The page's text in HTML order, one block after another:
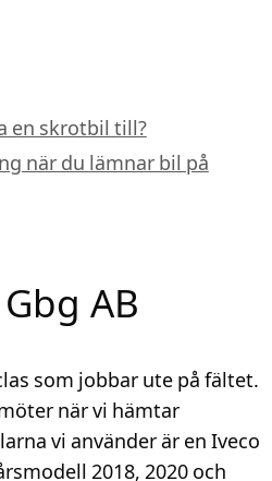
en skrotbil till?
när du lämnar bil på
AB
som jobbar ute på fältet.
när vi hämtar
vi använder är en Iveco
2018, 2020 och